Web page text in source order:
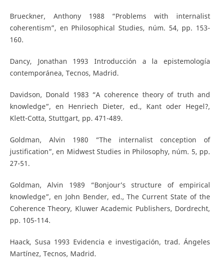
Brueckner, Anthony 1988 “Problems with internalist
coherentism”, en Philosophical Studies, núm. 54, pp. 153-
160.
Dancy, Jonathan 1993 Introducción a la epistemología
contemporánea, Tecnos, Madrid.
Davidson, Donald 1983 “A coherence theory of truth and
knowledge”, en Henriech Dieter, ed., Kant oder Hegel?,
Klett-Cotta, Stuttgart, pp. 471-489.
Goldman, Alvin 1980 “The internalist conception of
justification”, en Midwest Studies in Philosophy, núm. 5, pp.
27-51.
Goldman, Alvin 1989 “Bonjour’s structure of empirical
knowledge”, en John Bender, ed., The Current State of the
Coherence Theory, Kluwer Academic Publishers, Dordrecht,
pp. 105-114.
Haack, Susa 1993 Evidencia e investigación, trad. Ángeles
Martínez, Tecnos, Madrid.